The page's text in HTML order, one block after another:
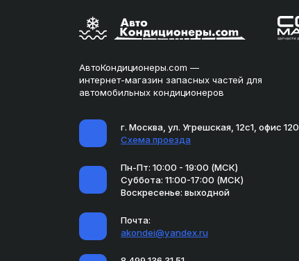
АвтоКондиционеры.com —
интернет-магазин запасных частей для
автомобильных кондиционеров
г. Москва, ул. Угрешская, 12с1, офис 120
Схема проезда
Пн-Пт: 10:00 - 19:00 (МСК)
Суббота: 11:00-17:00 (МСК)
Воскресенье: выходной
Почта:
akondei@yandex.ru